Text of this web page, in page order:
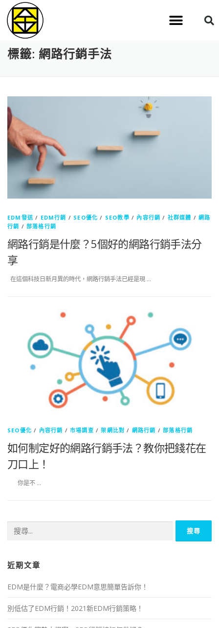
標籤: 網路行銷手法
EDM發送 / EDM行銷 / SEO優化 / SEO教學 / 內容行銷 / 社群媒體 /網路
行銷 /部落格行銷
網路行銷是什麼？5個好的網路行銷手法分
享
在這個科技日新月異的時代，網路行銷手法已經是現 …
SEO優化 / 內容行銷 /市場調查 /架網比對 / 網路行銷 /部落格行銷
如何制定好的網路行銷手法？教你把錢花在
刀口上！
你是不 …
近期文章
EDM是什麼？電商必學EDM意思簡單告訴你！
別低估了EDM行銷！2021新EDM行銷策略！